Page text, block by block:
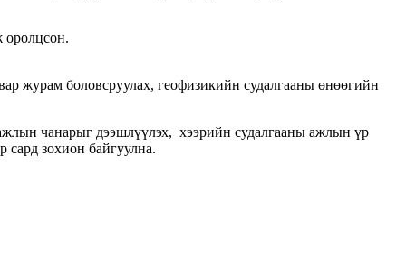
оролцсон.
журам боловсруулах, геофизикийн судалгааны өнөөгийн
чанарыг дээшлүүлэх, хээрийн судалгааны ажлын үр
сард зохион байгуулна.